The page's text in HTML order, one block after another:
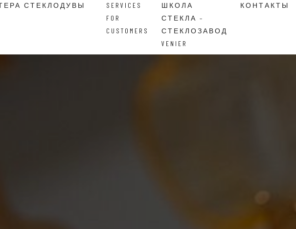
СТЕКЛОДУВЫ
SERVICES
FOR
CUSTOMERS
ШКОЛА
СТЕКЛА –
СТЕКЛОЗАВОД
VENIER
КОНТАКТЫ